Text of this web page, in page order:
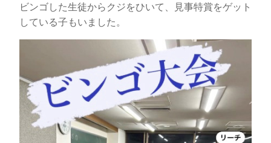
ビンゴした生徒からクジをひいて、見事特賞をゲット
している子もいました。